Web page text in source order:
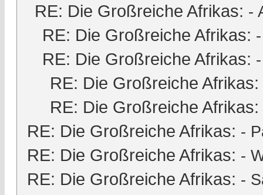
RE: Die Großreiche Afrikas: -
RE: Die Großreiche Afrikas:
RE: Die Großreiche Afrikas:
RE: Die Großreiche Afrikas:
RE: Die Großreiche Afrikas:
RE: Die Großreiche Afrikas: -
RE: Die Großreiche Afrikas: -
RE: Die Großreiche Afrikas: -